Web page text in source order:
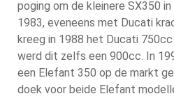
poging om de kleinere SX350
1983, eveneens met Ducati
kreeg in 1988 het Ducati
werd dit zelfs een 900cc. In
een Elefant 350 op de markt
doek voor beide Elefant